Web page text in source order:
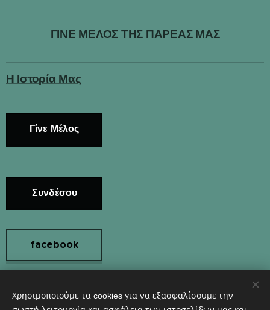
ΓΙΝΕ ΜΕΛΟΣ ΤΗΣ ΠΑΡΕΑΣ ΜΑΣ
Η Ιστορία Μας
Γίνε Μέλος
Συνδέσου
facebook
Instagram
Χρησιμοποιούμε τα cookies για να εξασφαλίσουμε την